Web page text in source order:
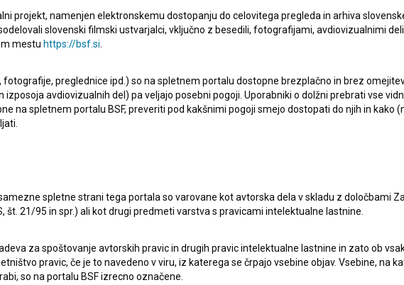
Oglejte si
Vdor (2021)
eksperimentalni
Hidra
eksperimentalni,
projekt, namenjen elektronskemu dostopanju do celovitega pregleda in arhiva
slovenski filmski ustvarjalci, vključno z besedili, fotografijami, avdiovizualnimi
mestu https://bsf.si
preglednice ipd.) so na spletnem portalu dostopne brezplačno in brez
izposoja avdiovizualnih del) pa veljajo posebni pogoji. Uporabniki o dolžni prebrati vse
na spletnem portalu BSF, preveriti pod kakšnimi pogoji smejo dostopati do njih in kako
spletne strani tega portala so varovane kot avtorska dela v skladu z določbami
št. 21/95 in spr.) ali kot drugi predmeti varstva s pravicami intelektualne lastnine.
za spoštovanje avtorskih pravic in drugih pravic intelektualne lastnine in zato ob
pravic, če je to navedeno v viru, iz katerega se črpajo vsebine objav. Vsebine, na
so na portalu BSF izrecno označene.